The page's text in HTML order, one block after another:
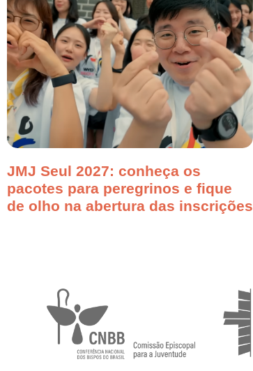
JMJ Seul 2027: conheça os
pacotes para peregrinos e fique
de olho na abertura das inscrições